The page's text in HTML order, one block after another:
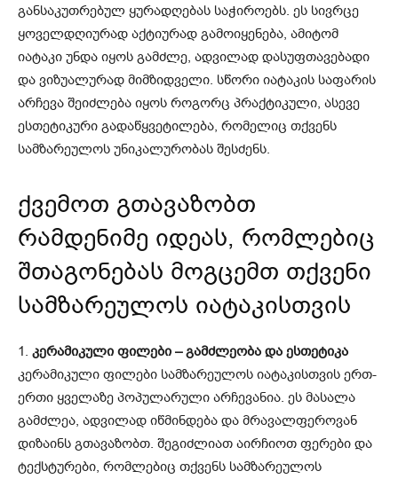
განსაკუთრებულ ყურადღებას საჭიროებს. ეს სივრცე
ყოველდღიურად აქტიურად გამოიყენება, ამიტომ
იატაკი უნდა იყოს გამძლე, ადვილად დასუფთავებადი
და ვიზუალურად მიმზიდველი. სწორი იატაკის საფარის
არჩევა შეიძლება იყოს როგორც პრაქტიკული, ასევე
ესთეტიკური გადაწყვეტილება, რომელიც თქვენს
სამზარეულოს უნიკალურობას შესძენს.
ქვემოთ გთავაზობთ
რამდენიმე იდეას, რომლებიც
შთაგონებას მოგცემთ თქვენი
სამზარეულოს იატაკისთვის
1. კერამიკული ფილები – გამძლეობა და ესთეტიკა
კერამიკული ფილები სამზარეულოს იატაკისთვის ერთ-
ერთი ყველაზე პოპულარული არჩევანია. ეს მასალა
გამძლეა, ადვილად იწმინდება და მრავალფეროვან
დიზაინს გთავაზობთ. შეგიძლიათ აირჩიოთ ფერები და
ტექსტურები, რომლებიც თქვენს სამზარეულოს